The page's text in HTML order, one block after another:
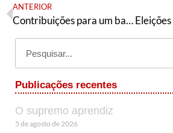
ANTERIOR
Contribuições para um balanço das eleições 2020 e o que vem pela frente
Publicações recentes
O supremo aprendiz
5 de agosto de 2026